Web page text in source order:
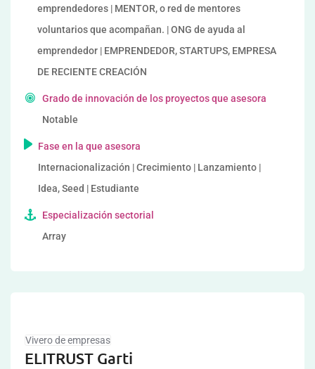
emprendedores | MENTOR, o red de mentores
voluntarios que acompañan. | ONG de ayuda al
emprendedor | EMPRENDEDOR, STARTUPS, EMPRESA
DE RECIENTE CREACIÓN
Grado de innovación de los proyectos que asesora
Notable
Fase en la que asesora
Internacionalización | Crecimiento | Lanzamiento |
Idea, Seed | Estudiante
Especialización sectorial
Array
Vivero de empresas
ELITRUST Garti